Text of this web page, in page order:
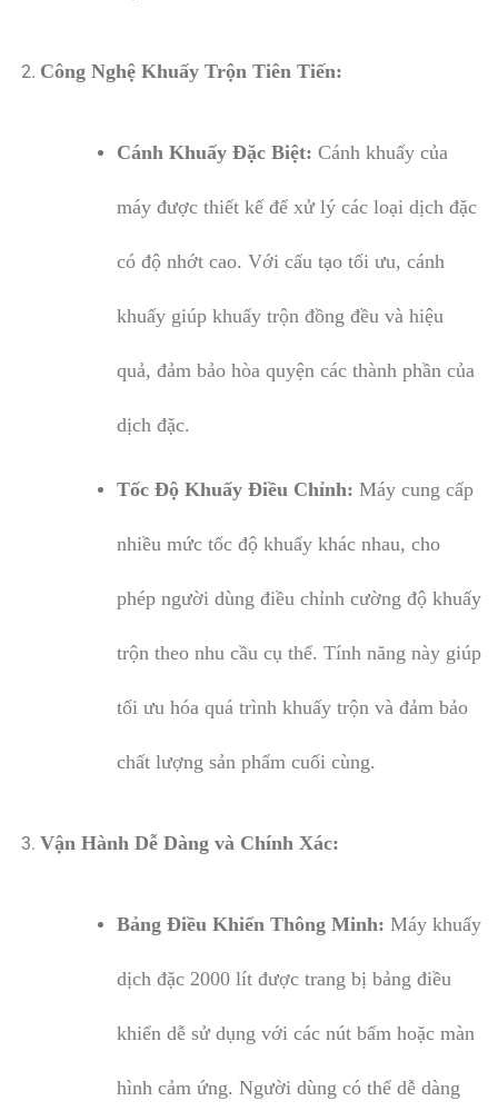
Công Nghệ Khuấy Trộn Tiên Tiến:
Cánh Khuấy Đặc Biệt: Cánh khuấy của
máy được thiết kế để xử lý các loại dịch đặc
có độ nhớt cao. Với cấu tạo tối ưu, cánh
khuấy giúp khuấy trộn đồng đều và hiệu
quả, đảm bảo hòa quyện các thành phần của
dịch đặc.
Tốc Độ Khuấy Điều Chỉnh: Máy cung cấp
nhiều mức tốc độ khuấy khác nhau, cho
phép người dùng điều chỉnh cường độ khuấy
trộn theo nhu cầu cụ thể. Tính năng này giúp
tối ưu hóa quá trình khuấy trộn và đảm bảo
chất lượng sản phẩm cuối cùng.
Vận Hành Dễ Dàng và Chính Xác:
Bảng Điều Khiển Thông Minh: Máy khuấy
dịch đặc 2000 lít được trang bị bảng điều
khiển dễ sử dụng với các nút bấm hoặc màn
hình cảm ứng. Người dùng có thể dễ dàng